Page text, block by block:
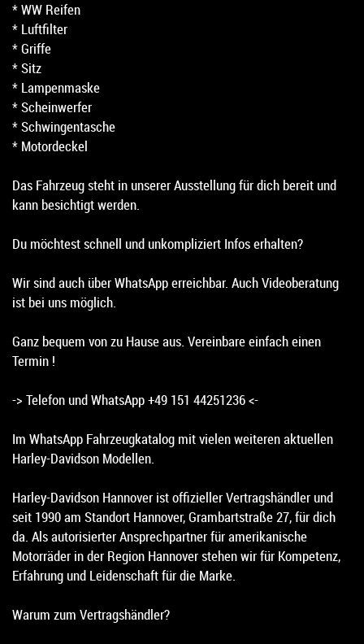
* WW Reifen
* Luftfilter
* Griffe
* Sitz
* Lampenmaske
* Scheinwerfer
* Schwingentasche
* Motordeckel
Das Fahrzeug steht in unserer Ausstellung für dich bereit und
kann besichtigt werden.
Du möchtest schnell und unkompliziert Infos erhalten?
Wir sind auch über WhatsApp erreichbar. Auch Videoberatung
ist bei uns möglich.
Ganz bequem von zu Hause aus. Vereinbare einfach einen
Termin !
-> Telefon und WhatsApp +49 151 44251236 <-
Im WhatsApp Fahrzeugkatalog mit vielen weiteren aktuellen
Harley-Davidson Modellen.
Harley-Davidson Hannover ist offizieller Vertragshändler und
seit 1990 am Standort Hannover, Grambartstraße 27, für dich
da. Als autorisierter Ansprechpartner für amerikanische
Motorräder in der Region Hannover stehen wir für Kompetenz,
Erfahrung und Leidenschaft für die Marke.
Warum zum Vertragshändler?